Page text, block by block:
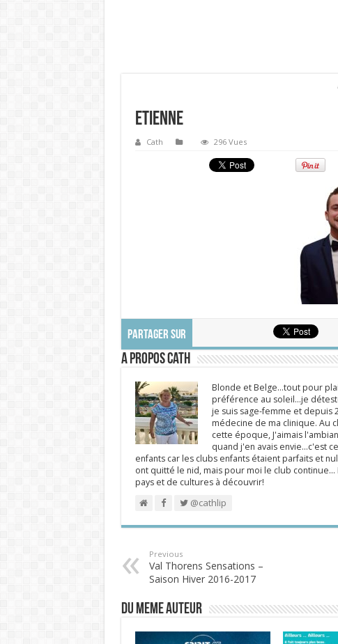
Etienne
Cath 296 Vues
PARTAGER SUR
A propos Cath
Blonde et Belge...tout pour
préférence au soleil...je
je suis sage-femme et depuis
médecine de ma clinique. Au
cette époque, J'aimais
quand j'en avais envie...c'est
enfants car les clubs enfants étaient parfaits et
ont quitté le nid, mais pour moi le club
pays et de cultures à découvrir!
@cathlip
Previous
Val Thorens Sensations –
Saison Hiver 2016-2017
DU MEME AUTEUR